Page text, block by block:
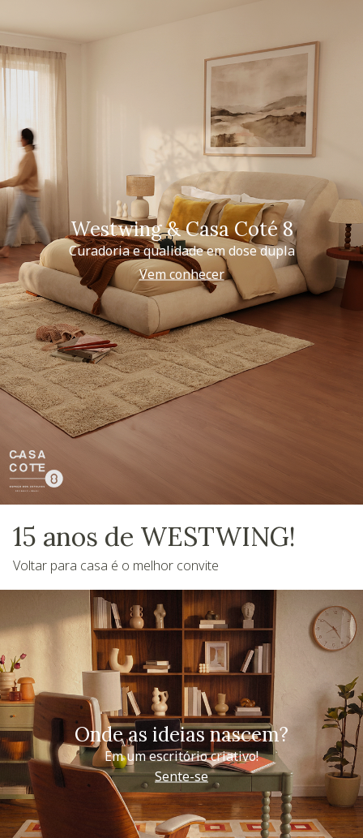
Westwing & Casa Coté 8
Curadoria e qualidade em dose dupla
Vem conhecer
15 anos de WESTWING!
Voltar para casa é o melhor convite
Onde as ideias nascem?
Em um escritório criativo!
Sente-se